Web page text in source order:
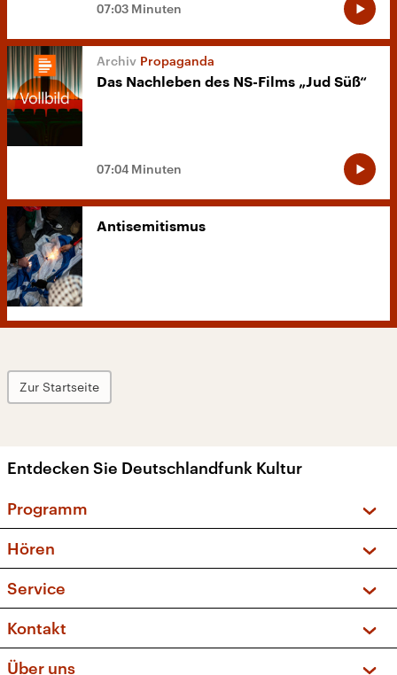
07:03 Minuten
Propaganda
Das Nachleben des NS-Films „Jud Süß“
07:04 Minuten
Antisemitismus
Zur Startseite
Entdecken Sie Deutschlandfunk Kultur
Programm
Sendungen und Podcasts
Musikliste
Kakadu – Das Kinderprogramm
Hören
Frequenzen (UKW + DAB+)
Service
FAQ
Apps
Kontakt
Über uns